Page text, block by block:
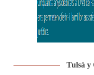
Tulsà y